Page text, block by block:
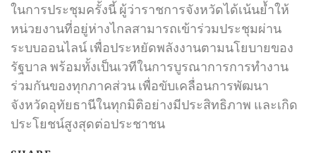
ในการประชุมครั้งนี้ ผู้ว่าราชการจังหวัดได้เน้นย้ำให้
หน่วยงานที่อยู่ห่างไกลสามารถเข้าร่วมประชุมผ่าน
ระบบออนไลน์ เพื่อประหยัดพลังงานตามนโยบายของ
รัฐบาล พร้อมทั้งเป็นเวทีในการบูรณาการการทำงาน
ร่วมกันของทุกภาคส่วน เพื่อขับเคลื่อนการพัฒนา
จังหวัดอุทัยธานีในทุกมิติอย่างมีประสิทธิภาพ และเกิด
ประโยชน์สูงสุดต่อประชาชน